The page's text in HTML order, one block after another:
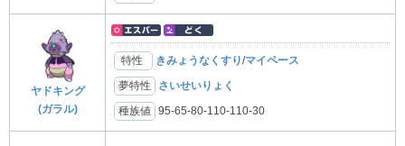
ヤドキング
(ガラル)
特性 きみょうなくすり/マイペース
夢特性 さいせいりょく
種族値 95-65-80-110-110-30